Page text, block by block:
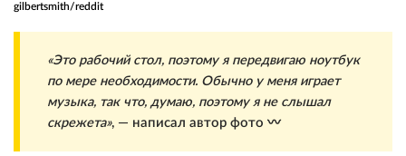
gilbertsmith/reddit
«Это рабочий стол, поэтому я передвигаю ноутбук
по мере необходимости. Обычно у меня играет
музыка, так что, думаю, поэтому я не слышал
скрежета», — написал автор фото 〰️